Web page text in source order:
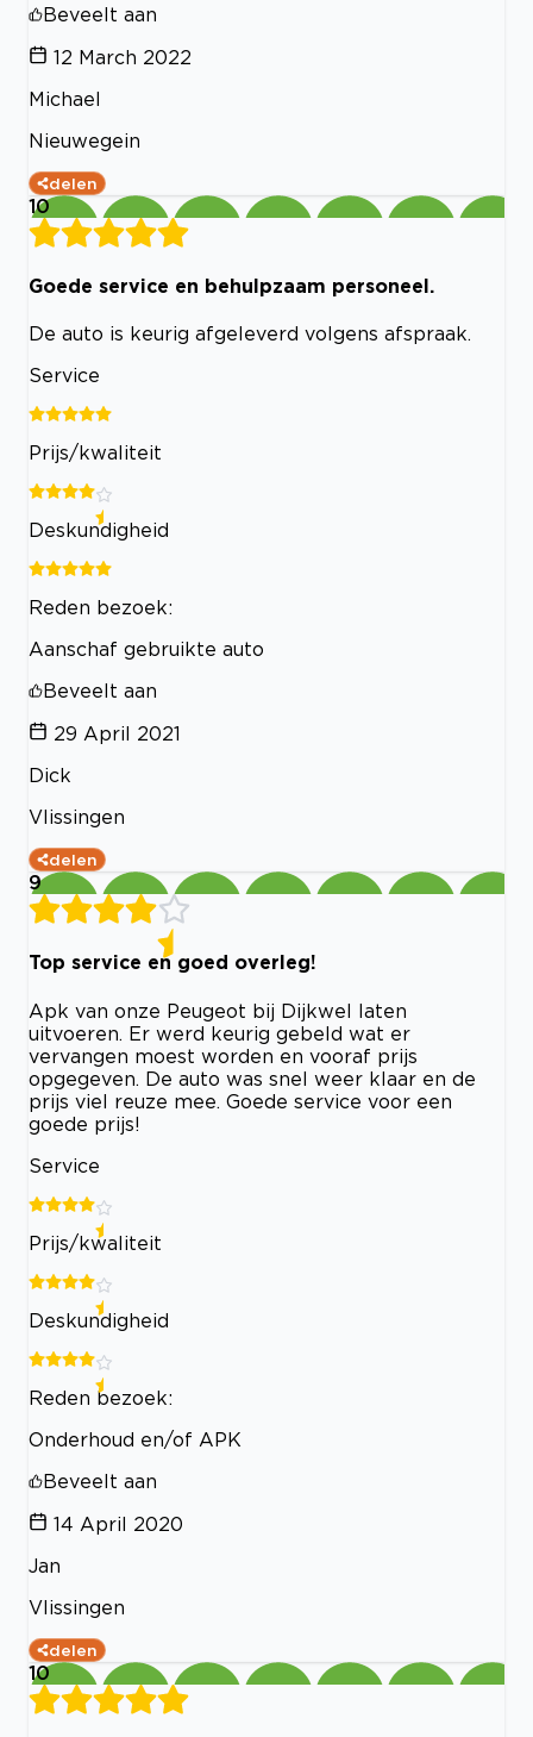
Beveelt aan
12 March 2022
Michael
Nieuwegein
delen
10
Goede service en behulpzaam personeel.
De auto is keurig afgeleverd volgens afspraak.
Service
Prijs/kwaliteit
Deskundigheid
Reden bezoek:
Aanschaf gebruikte auto
Beveelt aan
29 April 2021
Dick
Vlissingen
delen
9
Top service en goed overleg!
Apk van onze Peugeot bij Dijkwel laten
uitvoeren. Er werd keurig gebeld wat er
vervangen moest worden en vooraf prijs
opgegeven. De auto was snel weer klaar en de
prijs viel reuze mee. Goede service voor een
goede prijs!
Service
Prijs/kwaliteit
Deskundigheid
Reden bezoek:
Onderhoud en/of APK
Beveelt aan
14 April 2020
Jan
Vlissingen
delen
10